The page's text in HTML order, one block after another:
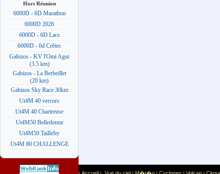
Hors Réunion
6000D - 6D Marathon
6000D 2026
6000D - 6D Lacs
6000D - 6d Crêtes
Gabizos - KV l'Omi Agut
(3.5 km)
Gabizos - La Berbeillet
(20 km)
Gabizos Sky Race 30km
Ut4M 40 vercors
Ut4M 40 Chartreuse
Ut4M50 Belledonne
Ut4M50 Taillefer
Ut4M 80 CHALLENGE